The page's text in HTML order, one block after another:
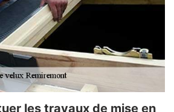
les travaux de mise en